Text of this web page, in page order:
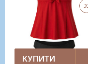
КУПИТИ